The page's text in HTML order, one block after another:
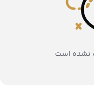
نشده است